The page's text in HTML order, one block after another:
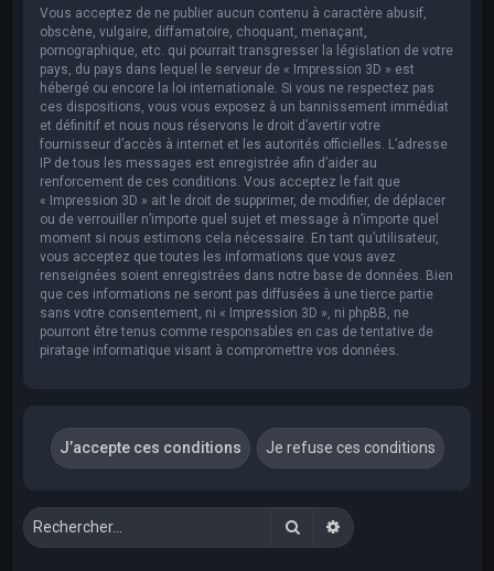
Vous acceptez de ne publier aucun contenu à caractère abusif,
obscène, vulgaire, diffamatoire, choquant, menaçant,
pornographique, etc. qui pourrait transgresser la législation de votre
pays, du pays dans lequel le serveur de « Impression 3D » est
hébergé ou encore la loi internationale. Si vous ne respectez pas
ces dispositions, vous vous exposez à un bannissement immédiat
et définitif et nous nous réservons le droit d’avertir votre
fournisseur d’accès à internet et les autorités officielles. L’adresse
IP de tous les messages est enregistrée afin d’aider au
renforcement de ces conditions. Vous acceptez le fait que
« Impression 3D » ait le droit de supprimer, de modifier, de déplacer
ou de verrouiller n’importe quel sujet et message à n’importe quel
moment si nous estimons cela nécessaire. En tant qu’utilisateur,
vous acceptez que toutes les informations que vous avez
renseignées soient enregistrées dans notre base de données. Bien
que ces informations ne seront pas diffusées à une tierce partie
sans votre consentement, ni « Impression 3D », ni phpBB, ne
pourront être tenus comme responsables en cas de tentative de
piratage informatique visant à compromettre vos données.
RechercherRecherche avancée